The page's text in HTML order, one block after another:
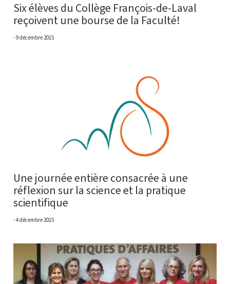
Six élèves du Collège François-de-Laval
reçoivent une bourse de la Faculté!
9 décembre 2015
Une journée entière consacrée à une
réflexion sur la science et la pratique
scientifique
4 décembre 2015